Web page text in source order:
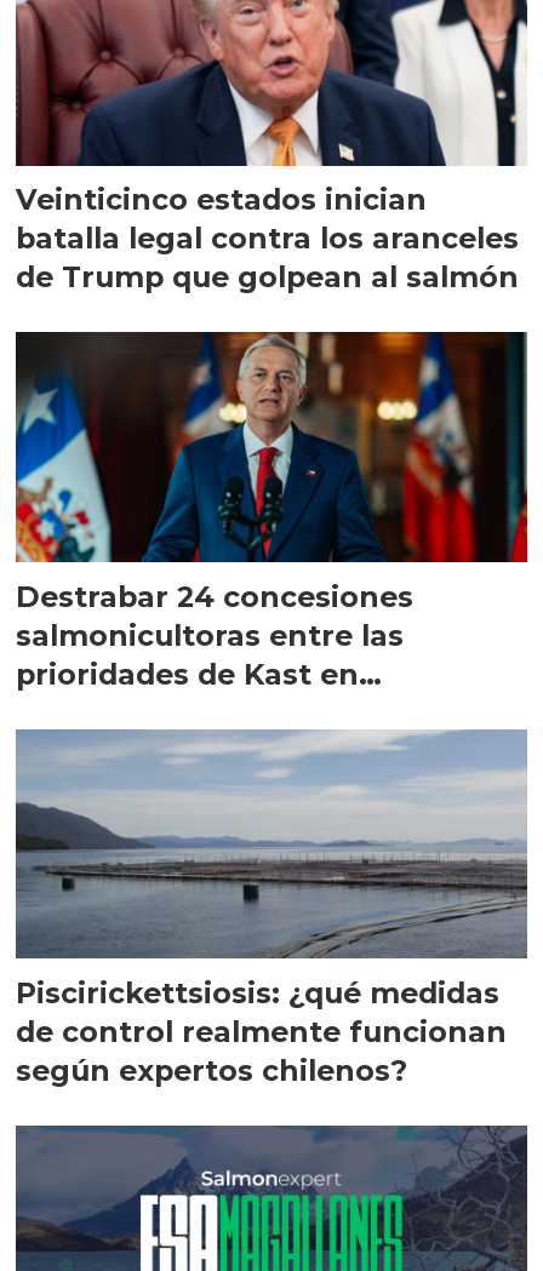
Veinticinco estados inician
batalla legal contra los aranceles
de Trump que golpean al salmón
Destrabar 24 concesiones
salmonicultoras entre las
prioridades de Kast en
Piscirickettsiosis: ¿qué medidas
de control realmente funcionan
según expertos chilenos?